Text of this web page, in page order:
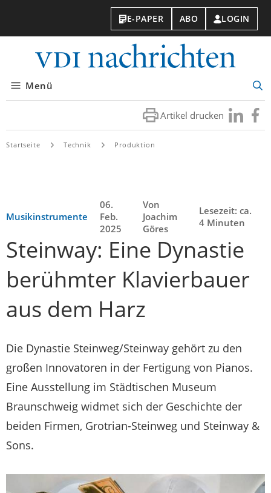
E-PAPER ABO LOGIN
Menü
Artikel drucken Besuchen
Sie
Sie
Startseite Technik Produktion
Musikinstrumente
06.
Feb.
2025
Von
Joachim
Göres
Lesezeit: ca.
4 Minuten
Steinway: Eine Dynastie
berühmter Klavierbauer
aus dem Harz
Die Dynastie Steinweg/Steinway gehört zu den
großen Innovatoren in der Fertigung von Pianos.
Eine Ausstellung im Städtischen Museum
Braunschweig widmet sich der Geschichte der
beiden Firmen, Grotrian-Steinweg und Steinway &
Sons.